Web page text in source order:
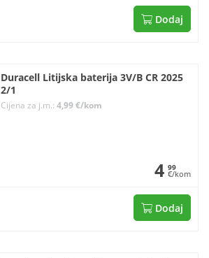
Dodaj
Duracell Litijska baterija 3V/B CR 2025
2/1
Cijena za j.m.: 4,99 €/kom
4 99
€/kom
Dodaj